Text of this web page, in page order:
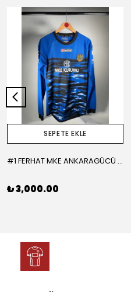
SEPETE EKLE
#1 FERHAT MKE ANKARAGÜCÜ 2015-2016 KALECİ - LARGE
₺ 3,000.00